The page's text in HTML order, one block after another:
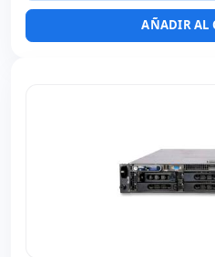
Peso: 28.25 Kg.
AÑADIR AL